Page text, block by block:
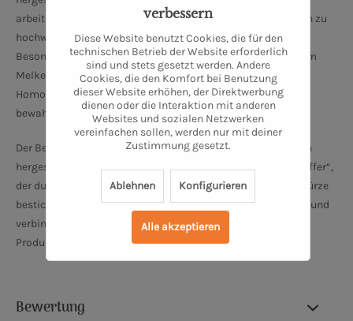
arbeiten. Die Molkerei verarbeitet die eigene Bio-Weidemilch zu
hochwertigen Produkten wie Quark, Joghurt und Käse.
Besonders hervorzuheben ist, dass die Milch direkt nach dem
Melken weiterverarbeitet wird, ohne Pasteurisierung oder
Homogenisierung, um einen natürlichen Geschmack zu
bewahren.
Der Betrieb bietet unter anderem verschiedene handwerklich
hergestellte Käseprodukte, darunter den „DEMETER Brie Pfeffer“,
der durch die Kombination von cremigem Brie und Pfefferwürze
besticht. Bauer Freigeist setzt auf Qualität und Regionalität und
verbindet traditionelle Handwerkskunst mit innovativen
Produkten.
Bewertung
verbessern
Diese Website benutzt Cookies, die für den
technischen Betrieb der Website erforderlich
sind und stets gesetzt werden. Andere
Cookies, die den Komfort bei Benutzung
dieser Website erhöhen, der Direktwerbung
dienen oder die Interaktion mit anderen
Websites und sozialen Netzwerken
vereinfachen sollen, werden nur mit deiner
Zustimmung gesetzt.
Ablehnen Konfigurieren
Alle akzeptieren